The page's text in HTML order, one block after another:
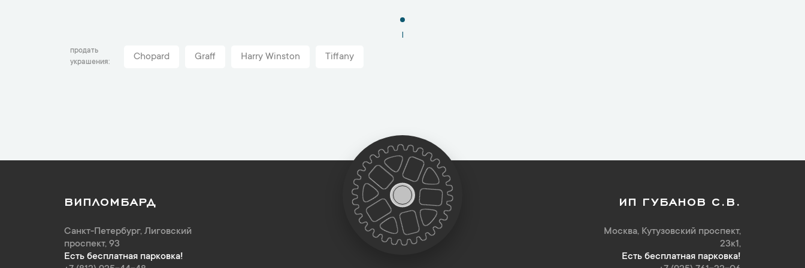
1
продать
украшения
Chopard Graff Harry Winston Tiffany
ВИПЛОМБАРД
Санкт-Петербург, Лиговский
проспект, 93
Есть бесплатная парковка!
ИП ГУБАНОВ С.В.
Москва, Кутузовский проспект,
23к1,
Есть бесплатная парковка!